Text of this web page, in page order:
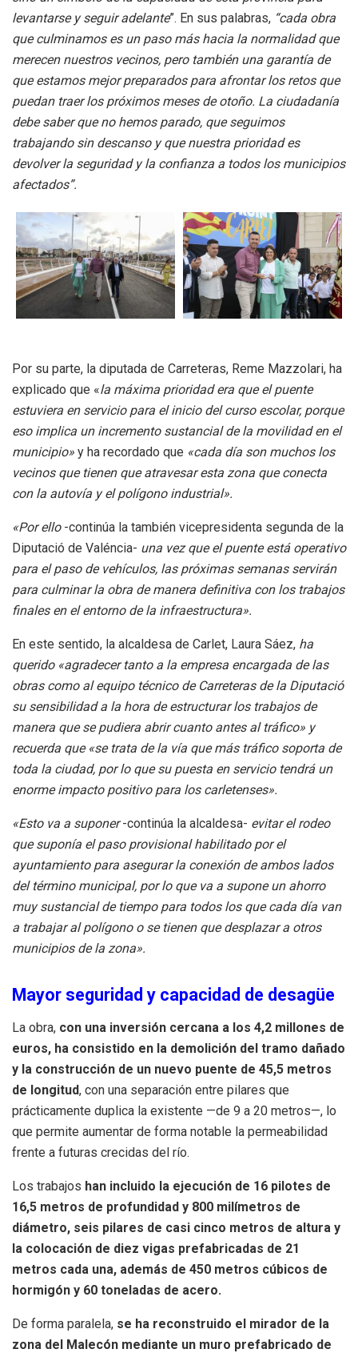
levantarse y seguir adelante”. En sus palabras, “cada obra
que culminamos es un paso más hacia la normalidad que
merecen nuestros vecinos, pero también una garantía de
que estamos mejor preparados para afrontar los retos que
puedan traer los próximos meses de otoño. La ciudadanía
debe saber que no hemos parado, que seguimos
trabajando sin descanso y que nuestra prioridad es
devolver la seguridad y la confianza a todos los municipios
afectados”.
Por su parte, la diputada de Carreteras, Reme Mazzolari, ha
explicado que «la máxima prioridad era que el puente
estuviera en servicio para el inicio del curso escolar, porque
eso implica un incremento sustancial de la movilidad en el
municipio» y ha recordado que «cada día son muchos los
vecinos que tienen que atravesar esta zona que conecta
con la autovía y el polígono industrial».
«Por ello-continúa la también vicepresidenta segunda de la
Diputació de Valéncia- una vez que el puente está operativo
para el paso de vehículos, las próximas semanas servirán
para culminar la obra de manera definitiva con los trabajos
finales en el entorno de la infraestructura».
En este sentido, la alcaldesa de Carlet, Laura Sáez, ha
querido «agradecer tanto a la empresa encargada de las
obras como al equipo técnico de Carreteras de la Diputació
su sensibilidad a la hora de estructurar los trabajos de
manera que se pudiera abrir cuanto antes al tráfico» y
recuerda que «se trata de la vía que más tráfico soporta de
toda la ciudad, por lo que su puesta en servicio tendrá un
enorme impacto positivo para los carletenses».
«Esto va a suponer-continúa la alcaldesa- evitar el rodeo
que suponía el paso provisional habilitado por el
ayuntamiento para asegurar la conexión de ambos lados
del término municipal, por lo que va a supone un ahorro
muy sustancial de tiempo para todos los que cada día van
a trabajar al polígono o se tienen que desplazar a otros
municipios de la zona».
Mayor seguridad y capacidad de desagüe
La obra, con una inversión cercana a los 4,2 millones de
euros, ha consistido en la demolición del tramo dañado
y la construcción de un nuevo puente de 45,5 metros
de longitud, con una separación entre pilares que
prácticamente duplica la existente —de 9 a 20 metros—, lo
que permite aumentar de forma notable la permeabilidad
frente a futuras crecidas del río.
Los trabajos han incluido la ejecución de 16 pilotes de
16,5 metros de profundidad y 800 milímetros de
diámetro, seis pilares de casi cinco metros de altura y
la colocación de diez vigas prefabricadas de 21
metros cada una, además de 450 metros cúbicos de
hormigón y 60 toneladas de acero.
De forma paralela, se ha reconstruido el mirador de la
zona del Malecón mediante un muro prefabricado de